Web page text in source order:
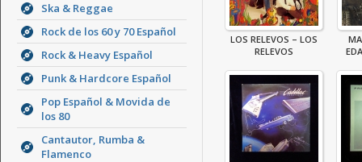
Ska & Reggae
Rock de los 60 y 70 Español
Rock & Heavy Español
Punk & Hardcore Español
Pop Español & Movida de
los 80
Cantautor, Rumba &
Flamenco
LOS RELEVOS – LOS
RELEVOS